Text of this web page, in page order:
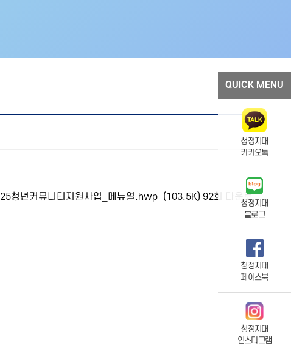
25청년커뮤니티지원사업_메뉴얼.hwp (103.5K) 92회 다운로
QUICK MENU
청정지대
카카오톡
청정지대
블로그
청정지대
페이스북
청정지대
인스타그램